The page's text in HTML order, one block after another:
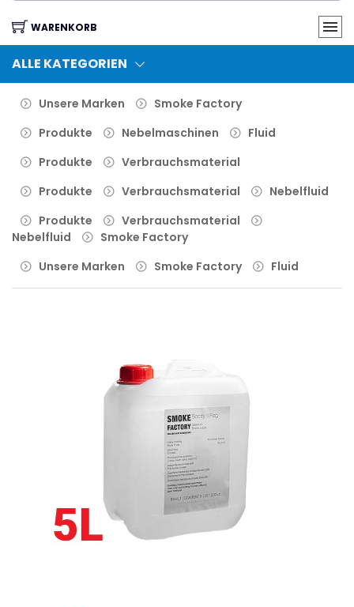
WARENKORB
ALLE KATEGORIEN
Unsere Marken
Smoke Factory
Produkte
Nebelmaschinen
Fluid
Produkte
Verbrauchsmaterial
Produkte
Verbrauchsmaterial
Nebelfluid
Produkte
Verbrauchsmaterial
Nebelfluid
Smoke Factory
Unsere Marken
Smoke Factory Fluid